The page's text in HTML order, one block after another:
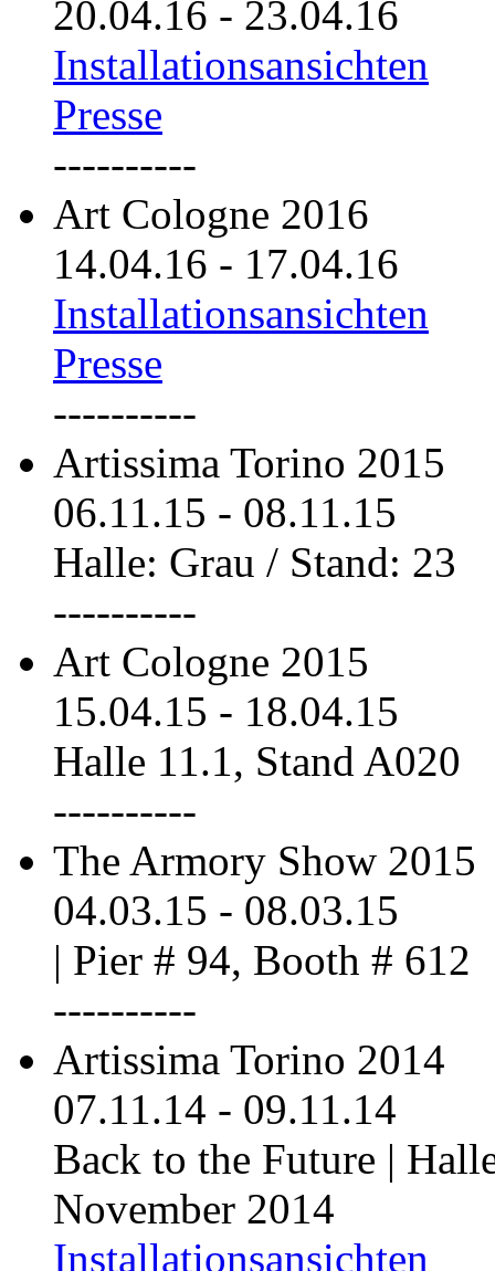
20.04.16 - 23.04.16
Installationsansichten
Presse
----------
Art Cologne 2016
14.04.16 - 17.04.16
Installationsansichten
Presse
----------
Artissima Torino 2015
06.11.15 - 08.11.15
Halle: Grau / Stand: 23
----------
Art Cologne 2015
15.04.15 - 18.04.15
Halle 11.1, Stand A020
----------
The Armory Show 2015
04.03.15 - 08.03.15
| Pier # 94, Booth # 612
----------
Artissima Torino 2014
07.11.14 - 09.11.14
Back to the Future |
November 2014
Installationsansichten